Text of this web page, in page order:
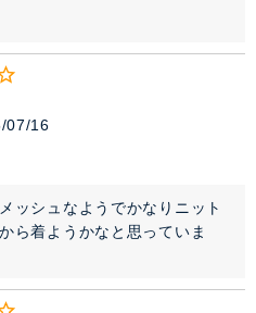
07/16
ッシュなようでかなりニット
ら着ようかなと思っていま